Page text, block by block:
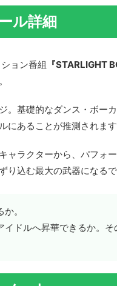
ル詳細
ョン番組 『STARLIGHT
。基礎的なダンス・ボー
あることが推測されます
ャラクターから、パフォ
込む最大の武器になるで
。
ドルへ昇華できるか。